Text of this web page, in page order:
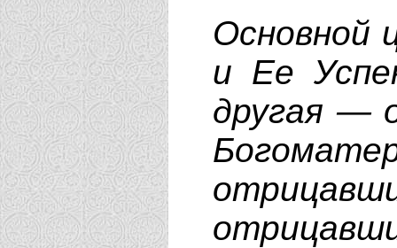
Основной
и Ее
другая —